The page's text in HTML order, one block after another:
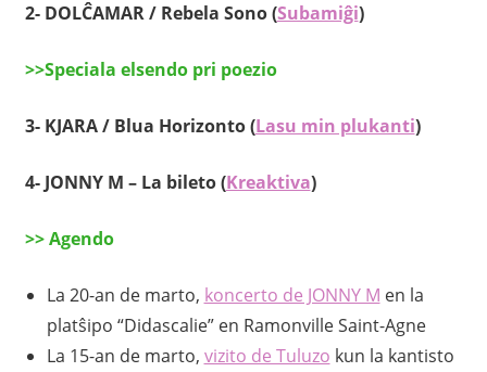
2- DOLĈAMAR / Rebela Sono (Subamiĝi)
>>Speciala elsendo pri poezio
3- KJARA / Blua Horizonto (Lasu min plukanti)
4- JONNY M – La bileto (Kreaktiva)
>> Agendo
La 20-an de marto, koncerto de JONNY M en la
platŝipo “Didascalie” en Ramonville Saint-Agne
La 15-an de marto, vizito de Tuluzo kun la kantisto